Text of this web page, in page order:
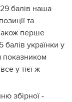
балів наша
та
перше
українки у
показником
у тієї ж
збірної -